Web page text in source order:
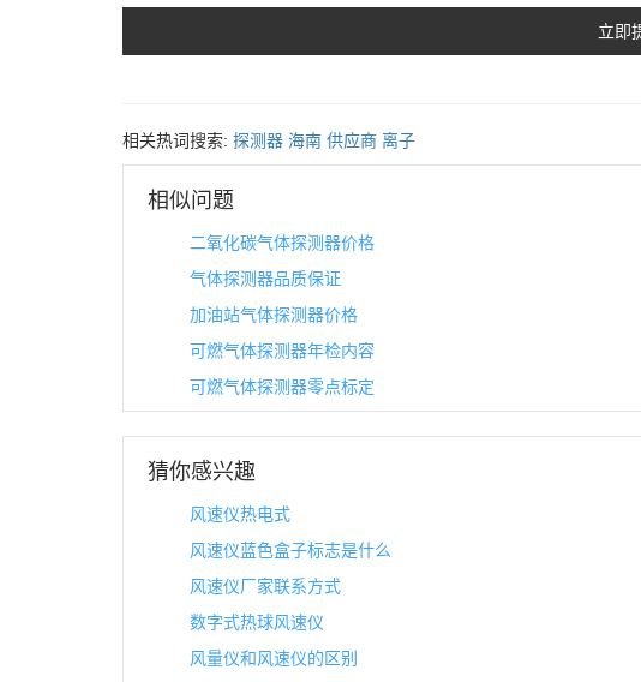
相关热词搜索: 探测器 海南 供应商 离子
相似问题
二氧化碳气体探测器价格
气体探测器品质保证
加油站气体探测器价格
可燃气体探测器年检内容
可燃气体探测器零点标定
猜你感兴趣
风速仪热电式
风速仪蓝色盒子标志是什么
风速仪厂家联系方式
数字式热球风速仪
风量仪和风速仪的区别